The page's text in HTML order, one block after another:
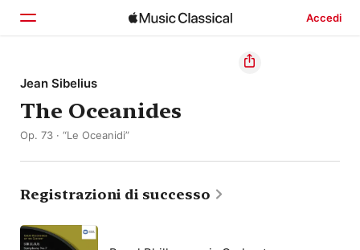
Accedi
Home
Scopri
Jean Sibelius
The Oceanides
Op. 73 · “Le Oceanidi”
Registrazioni di successo